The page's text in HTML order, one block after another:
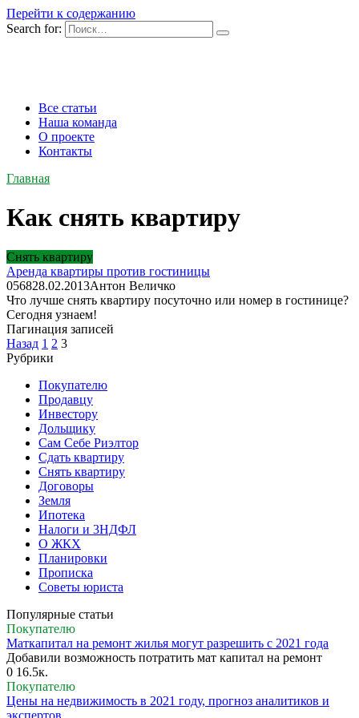
Перейти к содержанию
Search for:
Все статьи
Наша команда
О проекте
Контакты
Главная
Как снять квартиру
Снять квартиру
Аренда квартиры против гостиницы
056828.02.2013Антон Величко
Что лучше снять квартиру посуточно или номер в гостинице?
Сегодня узнаем!
Пагинация записей
Назад 1 2 3
Рубрики
Покупателю
Продавцу
Инвестору
Дольщику
Сам Себе Риэлтор
Сдать квартиру
Снять квартиру
Договоры
Земля
Ипотека
Налоги и 3НДФЛ
О ЖКХ
Планировки
Прописка
Советы юриста
Популярные статьи
Покупателю
Маткапитал на ремонт жилья могут разрешить с 2021 года
Добавили возможность потратить мат капитал на ремонт
0 16.5к.
Покупателю
Цены на недвижимость в 2021 году, прогноз аналитиков и
экспертов